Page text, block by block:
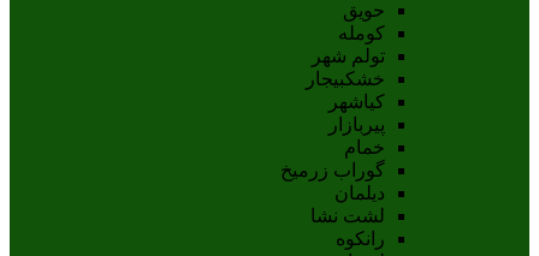
حویق
کومله
تولم شهر
خشکبیجار
کیاشهر
پیربازار
خمام
گوراب زرمیخ
دیلمان
لشت نشا
رانکوه